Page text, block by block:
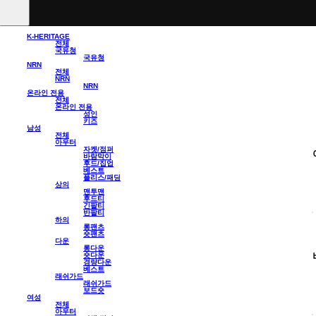
K-HERITAGE
전체
국유청
국유청
NRN
전체
NRN
NRN
온라인 전용
전체
온라인 전용
성인
키즈
남성
전체
아우터
자켓/점퍼
바람막이
후드/집업
베스트
플리스/패딩
상의
맨투맨
후드티
긴팔티
반팔티
하의
롱팬츠
숏팬츠
다운
롱다운
숏다운
경량다운
베스트
래쉬가드
래쉬가드
보드숏
여성
전체
아우터